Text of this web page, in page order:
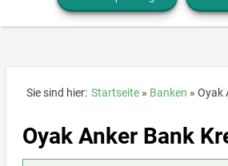
Sie sind hier: Startseite Banken Oyak
Oyak Anker Bank